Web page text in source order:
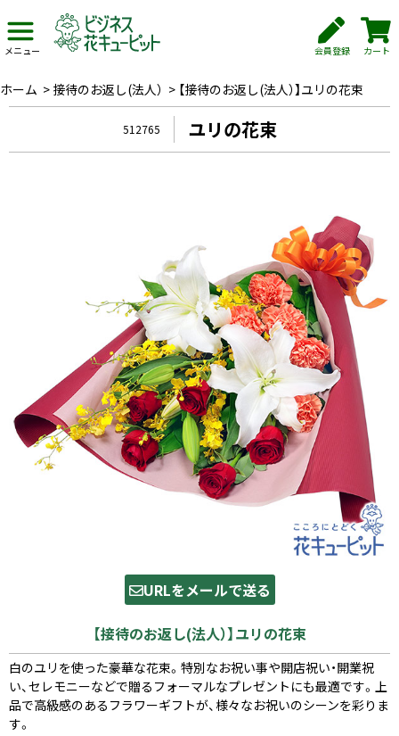
メニュー 会員登録 カート
ホーム > 接待のお返し(法人） > 【接待のお返し(法人）】ユリの花束
512765 ユリの花束
URLをメールで送る
【接待のお返し(法人）】ユリの花束
白のユリを使った豪華な花束。特別なお祝い事や開店祝い・開業祝
い、セレモニーなどで贈るフォーマルなプレゼントにも最適です。上
品で高級感のあるフラワーギフトが、様々なお祝いのシーンを彩りま
す。